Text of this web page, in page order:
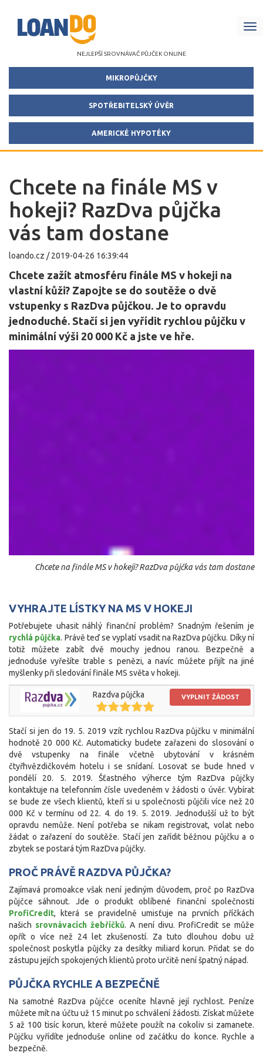
NEJLEPŠÍ SROVNÁVAČ PŮJČEK ONLINE
MIKROPŮJČKY
SPOTŘEBITELSKÝ ÚVĚR
AMERICKÉ HYPOTÉKY
Chcete na finále MS v
hokeji? RazDva půjčka
vás tam dostane
loando.cz /2019-04-26 16:39:44
Chcete zažít atmosféru finále MS v hokeji na
vlastní kůži? Zapojte se do soutěže o dvě
vstupenky s RazDva půjčkou. Je to opravdu
jednoduché. Stačí si jen vyřídit rychlou půjčku v
minimální výši 20 000 Kč a jste ve hře.
Chcete na finále MS v hokeji? RazDva půjčka vás tam dostane
VYHRAJTE LÍSTKY NA MS V HOKEJI
Potřebujete uhasit náhlý finanční problém? Snadným řešením je
rychlá půjčka. Právě teď se vyplatí vsadit na RazDva půjčku. Díky ní
totiž můžete zabít dvě mouchy jednou ranou. Bezpečně a
jednoduše vyřešíte trable s penězi, a navíc můžete přijít na jiné
myšlenky při sledování finále MS světa v hokeji.
Razdva půjčka VYPLNIT ŽÁDOST
Stačí si jen do 19. 5. 2019 vzít rychlou RazDva půjčku v minimální
hodnotě 20 000 Kč. Automaticky budete zařazeni do slosování o
dvě vstupenky na finále včetně ubytování v krásném
čtyřhvězdičkovém hotelu i se snídaní. Losovat se bude hned v
pondělí 20. 5. 2019. Šťastného výherce tým RazDva půjčky
kontaktuje na telefonním čísle uvedeném v žádosti o úvěr. Vybírat
se bude ze všech klientů, kteří si u společnosti půjčili více než 20
000 Kč v termínu od 22. 4. do 19. 5. 2019. Jednodušší už to být
opravdu nemůže. Není potřeba se nikam registrovat, volat nebo
žádat o zařazení do soutěže. Stačí jen zařídit běžnou půjčku a o
zbytek se postará tým RazDva půjčky.
PROČ PRÁVĚ RAZDVA PŮJČKA?
Zajímavá promoakce však není jediným důvodem, proč po RazDva
půjčce sáhnout. Jde o produkt oblíbené finanční společnosti
ProfiCredit, která se pravidelně umisťuje na prvních příčkách
našich srovnávacích žebříčků. A není divu. ProfiCredit se může
opřít o více než 24 let zkušeností. Za tuto dlouhou dobu už
společnost poskytla půjčky za desítky miliard korun. Přidat se do
zástupu jejích spokojených klientů proto určitě není špatný nápad.
PŮJČKA RYCHLE A BEZPEČNĚ
Na samotné RazDva půjčce oceníte hlavně její rychlost. Peníze
můžete mít na účtu už 15 minut po schválení žádosti. Získat můžete
5 až 100 tisíc korun, které můžete použít na cokoliv si zamanete.
Půjčku vyřídíte jednoduše online od začátku do konce. Rychle a
bezpečně.